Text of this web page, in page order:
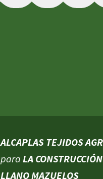
ALCAPLAS TEJIDOS
para LA
LLANO MAZUELOS